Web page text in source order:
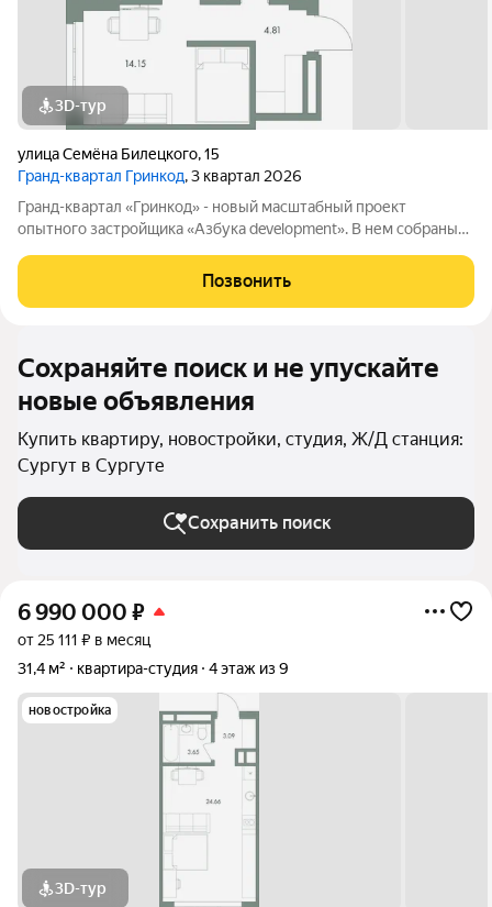
3D-тур
улица Семёна Билецкого,15
Гранд-квартал Гринкод, 3 квартал 2026
Гранд-квартал «Гринкод» - новый масштабный проект
опытного застройщика «Азбука development». В нем собраны
чтобы создать среду для счастливой семейной жизни. Квартал
расположен в 44 микрорайоне
Позвонить
Сохраняйте поиск и не упускайте
новые объявления
Купить квартиру, новостройки, студия, Ж/Д станция:
Сургут в Сургуте
Сохранить поиск
6 990 000 ₽
от 25 111 ₽ в месяц
31,4 м²
квартира-студия 4 этаж из 9
новостройка
3D-тур